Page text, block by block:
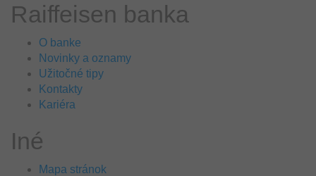
Raiffeisen banka
O banke
Novinky a oznamy
Užitočné tipy
Kontakty
Kariéra
Iné
Mapa stránok